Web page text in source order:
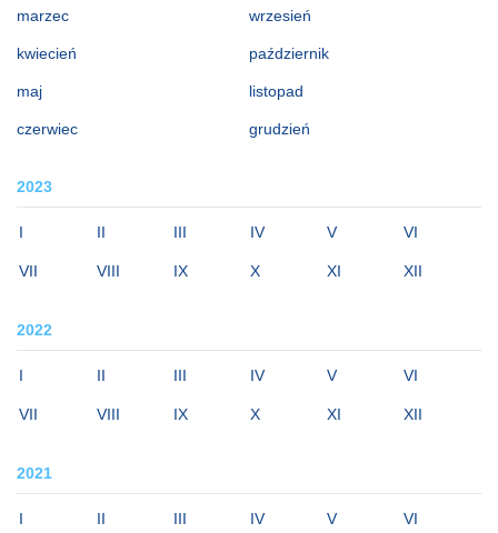
marzec
kwiecień
maj
czerwiec
wrzesień
październik
listopad
grudzień
2023
I II III IV V VI
VII VIII IX X XI XII
2022
I II III IV V VI
VII VIII IX X XI XII
2021
I II III IV V VI